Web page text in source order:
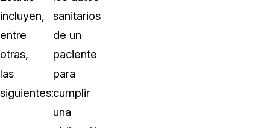
incluyen,
entre
otras,
las
siguientes:
sanitarios
de un
paciente
para
cumplir
una